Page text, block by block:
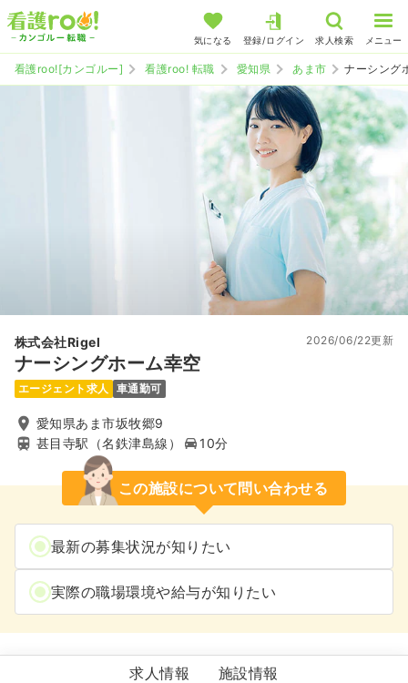
気になる 登録/ログイン 求人検索 メニュー
看護roo![カンゴルー] 看護roo! 転職 愛知県 あま市 ナーシング
株式会社Rigel
ナーシングホーム幸空
2026/06/22更新
エージェント求人 車通勤可
愛知県あま市坂牧郷9
甚目寺駅（名鉄津島線）
10分
この施設について問い合わせる
最新の募集状況が知りたい
実際の職場環境や給与が知りたい
ナーシングホーム幸空
求人情報 施設情報